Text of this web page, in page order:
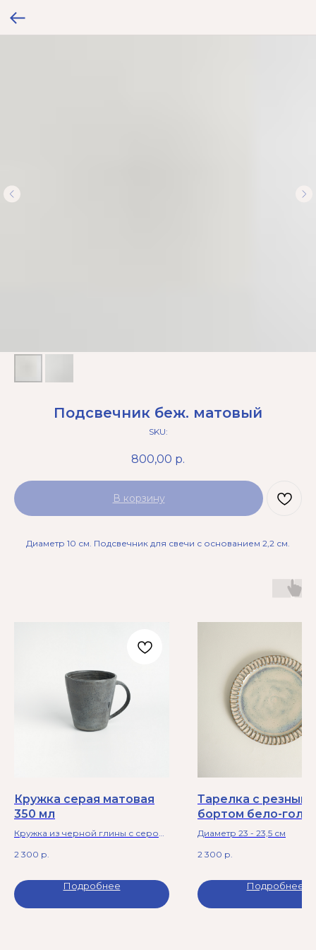
Подсвечник беж. матовый
SKU:
800,00 р.
В корзину
Диаметр 10 см. Подсвечник для свечи с основанием 2,2 см.
Кружка серая матовая
350 мл
Кружка из черной глины с серой
глянцевыми брызгами.
2 300 р.
Подробнее
Тарелка с резным
бортом бело-
цвета
Диаметр 23 - 23,5 см
2 300 р.
Подробнее